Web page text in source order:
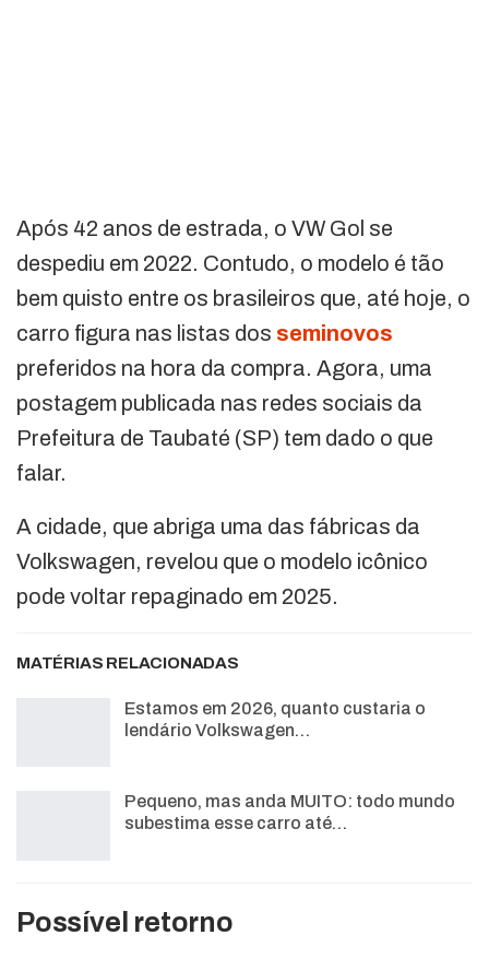
Após 42 anos de estrada, o VW Gol se
despediu em 2022. Contudo, o modelo é tão
bem quisto entre os brasileiros que, até hoje, o
carro figura nas listas dos seminovos
preferidos na hora da compra. Agora, uma
postagem publicada nas redes sociais da
Prefeitura de Taubaté (SP) tem dado o que
falar.
A cidade, que abriga uma das fábricas da
Volkswagen, revelou que o modelo icônico
pode voltar repaginado em 2025.
MATÉRIAS RELACIONADAS
Estamos em 2026, quanto custaria o
lendário Volkswagen…
Pequeno, mas anda MUITO: todo mundo
subestima esse carro até…
Possível retorno